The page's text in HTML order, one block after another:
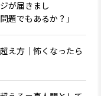
が届きまし
題でもあるか？」
え方｜怖くなったら